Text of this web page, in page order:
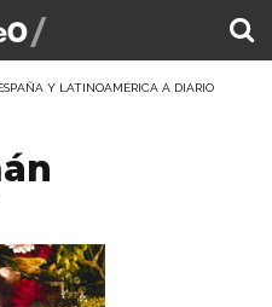
Y LATINOAMÉRICA A DIARIO